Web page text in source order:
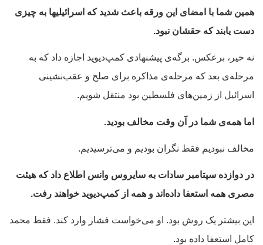
همین شما با امضای این ورقه باعث شدید که اسرائیلی­ها به چیزی
دست یابند که حقشان نبود.
نه خیر، برعکس. برگه‌ی پیشنهادی کمپ‌دیوید اجازه داد که به
مرحله‌ی بعد که مرحله‌ی مذاکره برای صلح و عقب‌نشینی
اسرائیل از زمین‌های فلسطین بود منتقل شویم.
اما همه‌ی شما در آن وقت مخالف بودید.
مخالف نبودیم فقط نگران بودیم و می‌ترسیدیم.
در دوازده سپتامبر سادات به سایروس وانس اطلاع داد که هیئت
مصری همه استعفا داده‌اند و همه از کمپ‌دیوید خواهند رفت.
این بیشتر یک روش بود. او می‌خواست فشار وارد کند. فقط محمد
کامل استعفا داده بود.